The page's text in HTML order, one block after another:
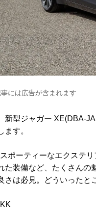
には広告が含まれます
新型ジャガー XE(DBA-
ます。
ポーティーなエクステ
た装備など、たくさんの
さは必見。どういったと